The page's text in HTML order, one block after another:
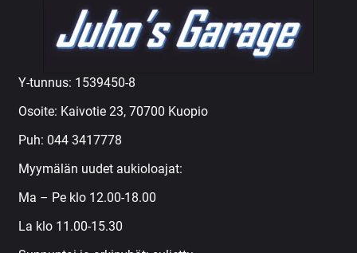
Y-tunnus: 1539450-8
Osoite: Kaivotie 23, 70700 Kuopio
Puh: 044 3417778
Myymälän uudet aukioloajat:
Ma – Pe klo 12.00-18.00
La klo 11.00-15.30